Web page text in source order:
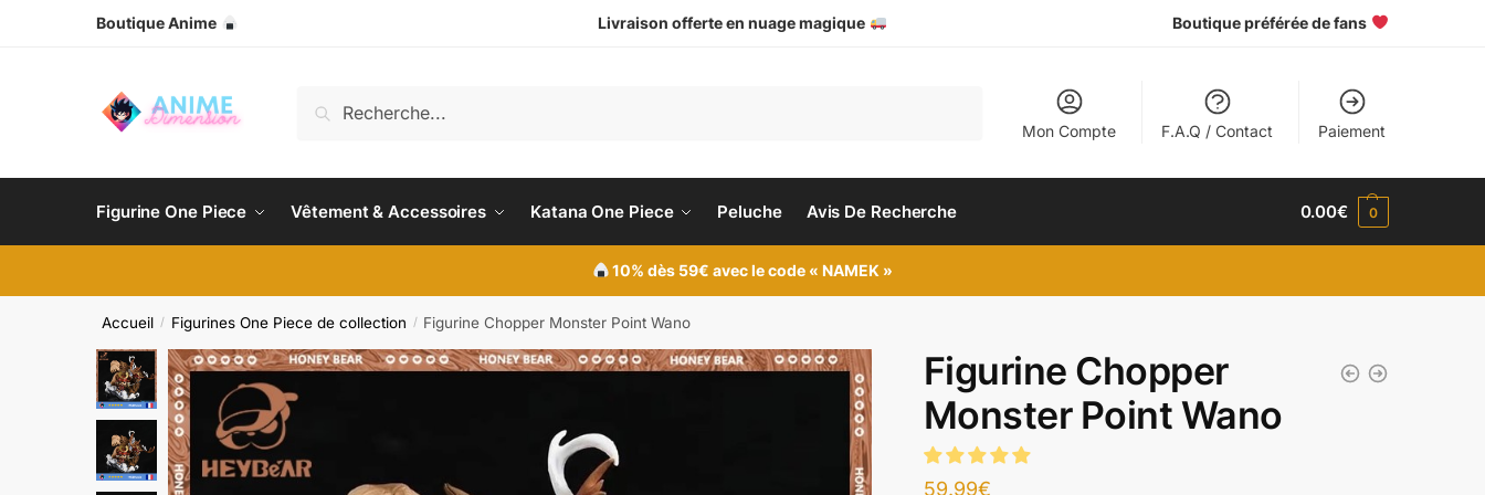
Boutique Anime Livraison offerte en nuage magique Boutique préférée de fans
Recherche
Mon Compte F.A.Q / Contact Paiement
Figurine One Piece Vêtement & Accessoires Katana One Piece Peluche Avis De Recherche 0.00€ 0
10% dès 59€ avec le code « NAMEK »
Accueil / Figurines One Piece de collection / Figurine Chopper Monster Point Wano
Figurine Chopper
Monster Point Wano
59.99€